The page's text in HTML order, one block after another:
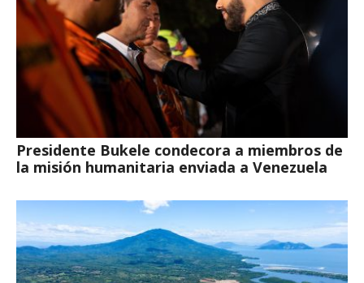
Presidente Bukele condecora a miembros de
la misión humanitaria enviada a Venezuela